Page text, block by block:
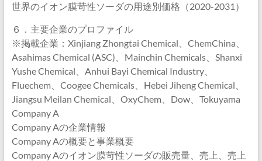
世界のイオン膜苛性ソーダの用途別価格（2020-2031）
６．主要企業のプロファイル
※掲載企業：Xinjiang Zhongtai Chemical、ChemChina、
Asahimas Chemical (ASC)、Mainchin Chemicals、Shanxi
Yushe Chemical、Anhui Bayi Chemical Industry、
Fluechem、Coogee Chemicals、Hebei Jiheng Chemical、
Jiangsu Meilan Chemical、OxyChem、Dow、Tokuyama
Company A
Company Aの企業情報
Company Aの概要と事業概要
Company Aのイオン膜苛性ソーダの販売量、売上、売上